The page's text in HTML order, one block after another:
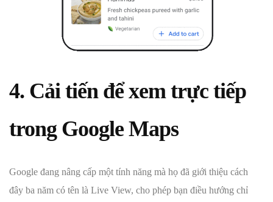
4. Cải tiến để xem trực tiếp
trong Google Maps
Google đang nâng cấp một tính năng mà họ đã giới thiệu cách
đây ba năm có tên là Live View, cho phép bạn điều hướng chỉ